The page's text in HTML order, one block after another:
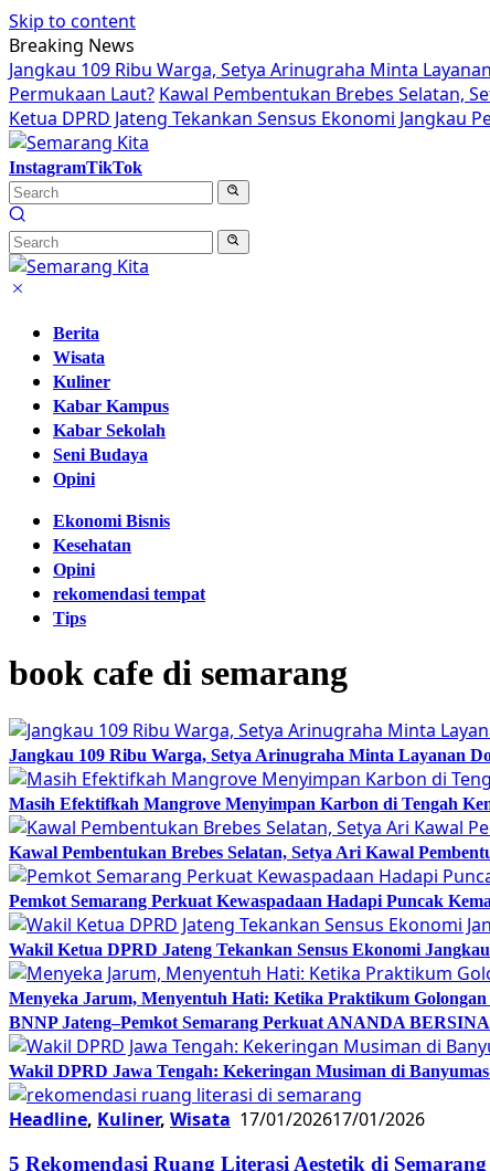
Skip to content
Breaking News
Jangkau 109 Ribu Warga, Setya Arinugraha Minta
Permukaan Laut? Kawal Pembentukan Brebes Selatan,
Ketua DPRD Jateng Tekankan Sensus Ekonomi Jangkau
InstagramTikTok
Berita
Wisata
Kuliner
Kabar Kampus
Kabar Sekolah
Seni Budaya
Opini
Ekonomi Bisnis
Kesehatan
Opini
rekomendasi tempat
Tips
book cafe di semarang
Jangkau 109 Ribu Warga, Setya Arinugraha Minta Layanan
Masih Efektifkah Mangrove Menyimpan Karbon di Tengah
Kawal Pembentukan Brebes Selatan, Setya Ari Kawal
Pemkot Semarang Perkuat Kewaspadaan Hadapi Puncak
Wakil Ketua DPRD Jateng Tekankan Sensus Ekonomi
Menyeka Jarum, Menyentuh Hati: Ketika Praktikum
BNNP Jateng–Pemkot Semarang Perkuat ANANDA
Wakil DPRD Jawa Tengah: Kekeringan Musiman di
Headline, Kuliner, Wisata 17/01/202617/01/2026
5 Rekomendasi Ruang Literasi Aestetik di Semarang